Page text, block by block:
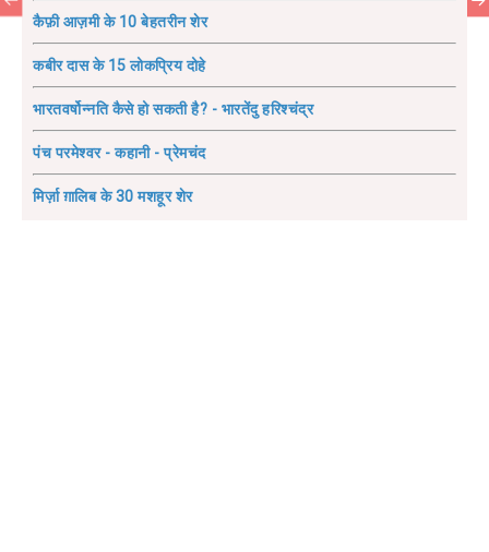
कैफ़ी आज़मी के 10 बेहतरीन शेर
कबीर दास के 15 लोकप्रिय दोहे
भारतवर्षोन्नति कैसे हो सकती है? - भारतेंदु हरिश्चंद्र
पंच परमेश्वर - कहानी - प्रेमचंद
मिर्ज़ा ग़ालिब के 30 मशहूर शेर